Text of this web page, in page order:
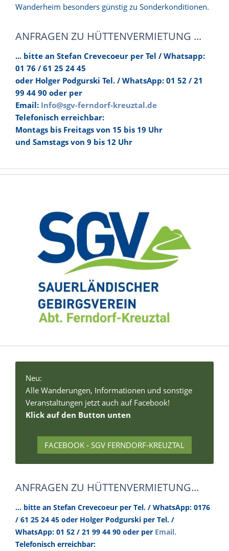
Wanderheim besonders günstig zu Sonderkonditionen.
ANFRAGEN ZU HÜTTENVERMIETUNG ...
... bitte an Stefan Crevecoeur per Tel / Whatsapp:
01 76 / 61 25 24 45
oder Holger Podgurski Tel. / WhatsApp: 01 52 / 21
99 44 90 oder per
Email: Info@sgv-ferndorf-kreuztal.de
Telefonisch erreichbar:
Montags bis Freitags von 15 bis 19 Uhr
und Samstags von 9 bis 12 Uhr
Neu:
Alle Wanderungen, Informationen und sonstige
Veranstaltungen jetzt auch auf Facebook!
Klick auf den Button unten
FACEBOOK - SGV FERNDORF-KREUZTAL
ANFRAGEN ZU HÜTTENVERMIETUNG...
... bitte an Stefan Crevecoeur per Tel. / WhatsApp: 0176
/ 61 25 24 45 oder Holger Podgurski per Tel. /
WhatsApp: 01 52 / 21 99 44 90 oder per Email.
Telefonisch erreichbar: